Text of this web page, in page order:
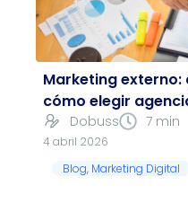
Marketing externo:
cómo elegir
Dobuss 7 min
4 abril 2026
Blog, Marketing Digital